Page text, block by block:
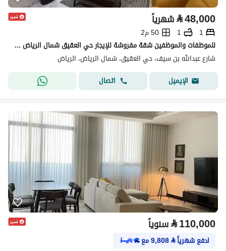
⃁48,000 شهرياً
1
1
50 م2
للموظفات والموظفين شقة مفروشة للإيجار حي العقيق شمال الرياض غرفة وصالة
شارع عبدالله بن سيف، حي العقيق، شمال الرياض، الرياض
الإيميل
اتصال
⃁110,000 سنوياً
ادفع شهرياً⃁
9,808مع